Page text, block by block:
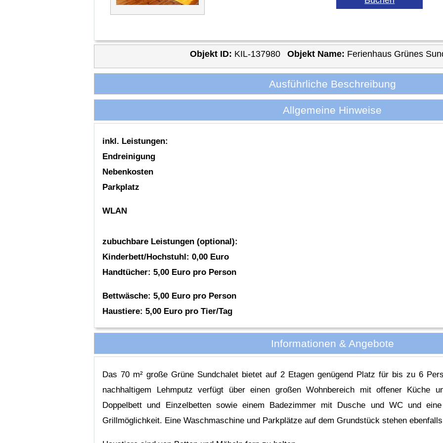
Objekt ID: KIL-137980 Objekt Name: Ferienhaus Grünes
Ausführliche Beschreibung
Allgemeine Hinweise
inkl. Leistungen:
Endreinigung
Nebenkosten
Parkplatz
WLAN
zubuchbare Leistungen (optional):
Kinderbett/Hochstuhl: 0,00 Euro
Handtücher: 5,00 Euro pro Person
Bettwäsche: 5,00 Euro pro Person
Haustiere: 5,00 Euro pro Tier/Tag
Informationen & Angebote
Das 70 m² große Grüne Sundchalet bietet auf 2 Etagen genügend Platz für bis zu 6
nachhaltigem Lehmputz verfügt über einen großen Wohnbereich mit offener Küche
Doppelbett und Einzelbetten sowie einem Badezimmer mit Dusche und WC und
Grillmöglichkeit. Eine Waschmaschine und Parkplätze auf dem Grundstück stehen